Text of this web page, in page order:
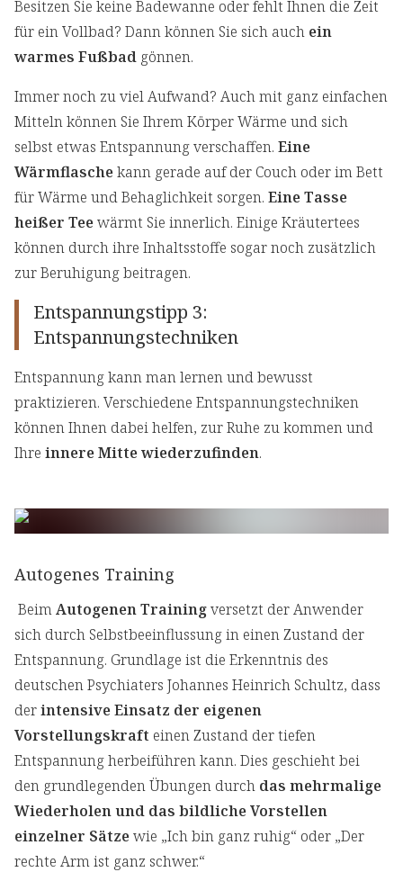
Besitzen Sie keine Badewanne oder fehlt Ihnen die Zeit
für ein Vollbad? Dann können Sie sich auch ein
warmes Fußbad gönnen.
Immer noch zu viel Aufwand? Auch mit ganz einfachen
Mitteln können Sie Ihrem Körper Wärme und sich
selbst etwas Entspannung verschaffen. Eine
Wärmflaschekann gerade auf der Couch oder im Bett
für Wärme und Behaglichkeit sorgen. Eine Tasse
heißer Teewärmt Sie innerlich. Einige Kräutertees
können durch ihre Inhaltsstoffe sogar noch zusätzlich
zur Beruhigung beitragen.
Entspannungstipp 3:
Entspannungstechniken
Entspannung kann man lernen und bewusst
praktizieren. Verschiedene Entspannungstechniken
können Ihnen dabei helfen, zur Ruhe zu kommen und
Ihre innere Mitte wiederzufinden.
Autogenes Training
BeimAutogenen Trainingversetzt der Anwender
sich durch Selbstbeeinflussung in einen Zustand der
Entspannung. Grundlage ist die Erkenntnis des
deutschen Psychiaters Johannes Heinrich Schultz, dass
derintensive Einsatz der eigenen
Vorstellungskraft einen Zustand der tiefen
Entspannung herbeiführen kann. Dies geschieht bei
den grundlegenden Übungen durch das mehrmalige
Wiederholen und das bildliche Vorstellen
einzelner Sätzewie „Ich bin ganz ruhig“ oder „Der
rechte Arm ist ganz schwer.“